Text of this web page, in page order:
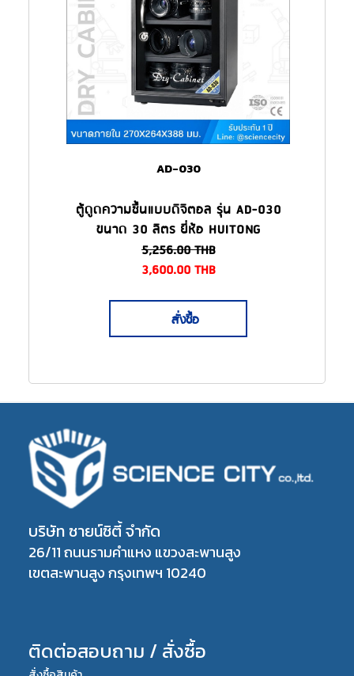
AD-030
ตู้ดูดความชื้นแบบดิจิตอล รุ่น AD-030
ขนาด 30 ลิตร ยี่ห้อ HUITONG
5,256.00THB
3,600.00THB
สั่งซื้อ
บริษัท ซายน์ซิตี้ จำกัด
26/11 ถนนรามคำแหง แขวงสะพานสูง
เขตสะพานสูง กรุงเทพฯ 10240
ติดต่อสอบถาม / สั่งซื้อ